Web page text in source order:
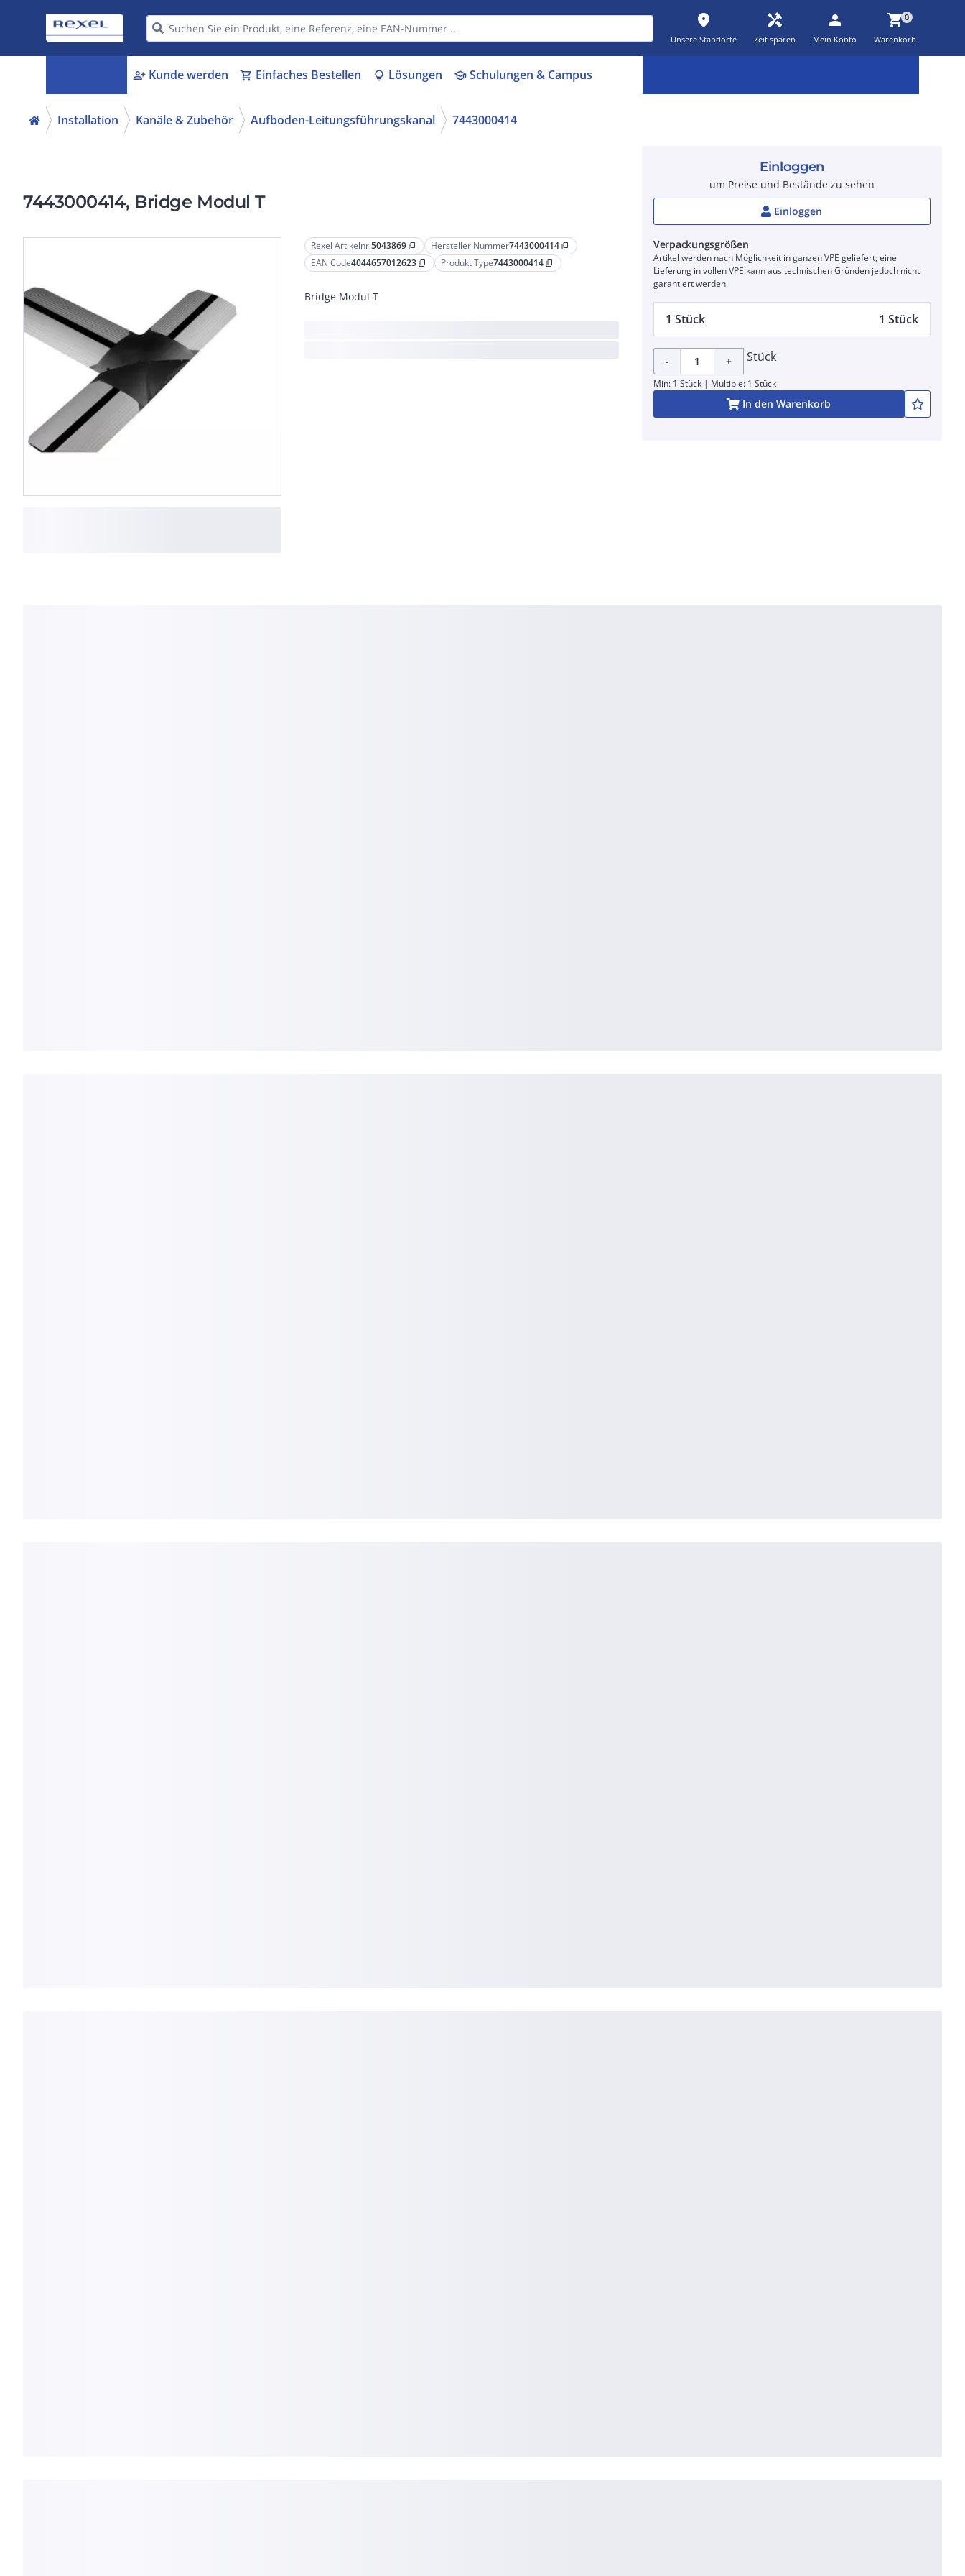
place
Unsere Standorte
handyman
Zeit sparen
person
Mein Konto
shopping_cart0
Warenkorb
person_add Kunde werden shopping_cart Einfaches Bestellen lightbulb Lösungen schoolSchulungen & Campus
Installation Kanäle & Zubehör Aufboden-Leitungsführungskanal 7443000414
7443000414, Bridge Modul T
Rexel Artikelnr.5043869 content_copy Hersteller Nummer7443000414 content_copy
EAN Code4044657012623 content_copy Produkt Type7443000414 content_copy
Bridge Modul T
Einloggen
um Preise und Bestände zu sehen
Einloggen
Verpackungsgrößen
Artikel werden nach Möglichkeit in ganzen VPE geliefert; eine
Lieferung in vollen VPE kann aus technischen Gründen jedoch nicht
garantiert werden.
1 Stück 1 Stück
- + Stück
Min: 1 Stück | Multiple: 1 Stück
In den Warenkorb